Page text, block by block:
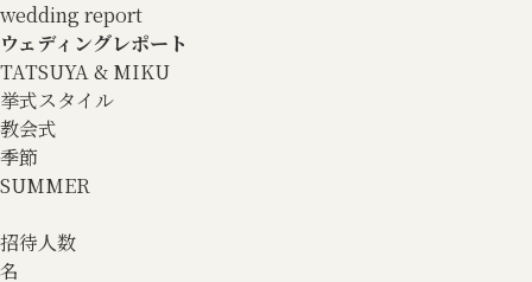
wedding report
ウェディングレポート
TATSUYA & MIKU
挙式スタイル
教会式
季節
SUMMER
招待人数
名